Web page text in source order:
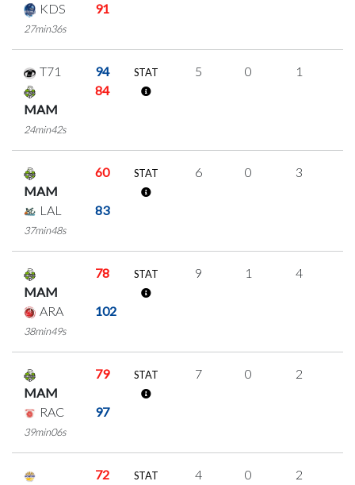
KDS 91
27min36s
T71 94
MAM
84
24min42s
STAT 5 0 1
MAM
60
LAL 83
37min48s
STAT 6 0 3
MAM
78
ARA 102
38min49s
STAT 9 1 4
MAM
79
RAC 97
39min06s
STAT 7 0 2
72 STAT 4 0 2